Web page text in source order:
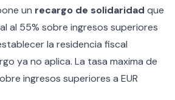
un recargo de solidaridad que
al 55% sobre ingresos superiores
la residencia fiscal
ya no aplica. La tasa maxima de
ingresos superiores a EUR